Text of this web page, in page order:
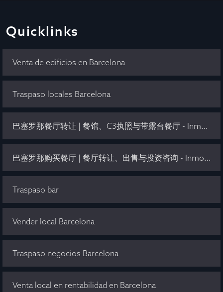
Quicklinks
Venta de edificios en Barcelona
Traspaso locales Barcelona
巴塞罗那餐厅转让 | 餐馆、C3执照与带露台餐厅 - Inmo Olaya
巴塞罗那购买餐厅 | 餐厅转让、出售与投资咨询 - Inmo Olaya
Traspaso bar
Vender local Barcelona
Traspaso negocios Barcelona
Venta local en rentabilidad en Barcelona